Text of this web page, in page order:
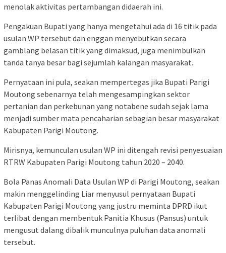
menolak aktivitas pertambangan didaerah ini.
Pengakuan Bupati yang hanya mengetahui ada di 16 titik pada
usulan WP tersebut dan enggan menyebutkan secara
gamblang belasan titik yang dimaksud, juga menimbulkan
tanda tanya besar bagi sejumlah kalangan masyarakat.
Pernyataan ini pula, seakan mempertegas jika Bupati Parigi
Moutong sebenarnya telah mengesampingkan sektor
pertanian dan perkebunan yang notabene sudah sejak lama
menjadi sumber mata pencaharian sebagian besar masyarakat
Kabupaten Parigi Moutong.
Mirisnya, kemunculan usulan WP ini ditengah revisi penyesuaian
RTRW Kabupaten Parigi Moutong tahun 2020 – 2040.
Bola Panas Anomali Data Usulan WP di Parigi Moutong, seakan
makin menggelinding Liar menyusul pernyataan Bupati
Kabupaten Parigi Moutong yang justru meminta DPRD ikut
terlibat dengan membentuk Panitia Khusus (Pansus) untuk
mengusut dalang dibalik munculnya puluhan data anomali
tersebut.